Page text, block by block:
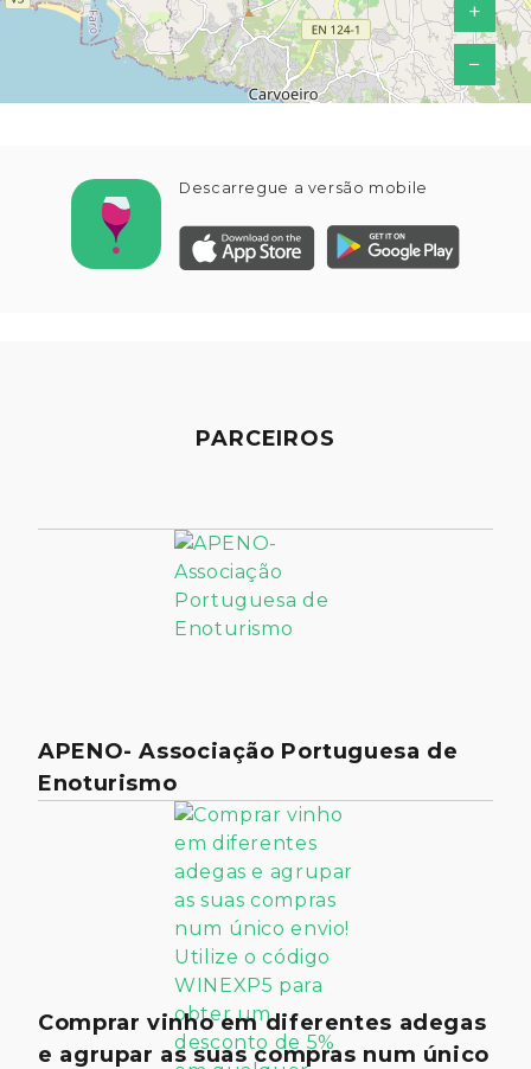
+
−
Descarregue a versão mobile
PARCEIROS
APENO- Associação Portuguesa de
Enoturismo
Comprar vinho em diferentes adegas
e agrupar as suas compras num único